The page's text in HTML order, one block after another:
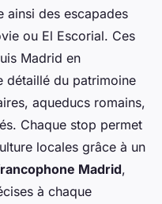
ainsi des escapades
ou El Escorial. Ces
Madrid en
détaillé du patrimoine
aqueducs romains,
Chaque stop permet
locales grâce à un
Madrid,
à chaque